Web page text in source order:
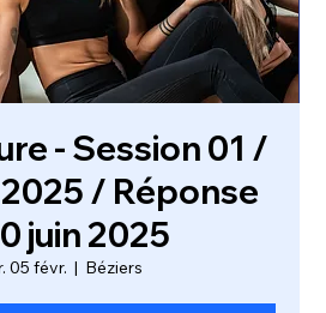
- Session 01 /
/ Réponse
juin 2025
05 févr.
  |
Béziers